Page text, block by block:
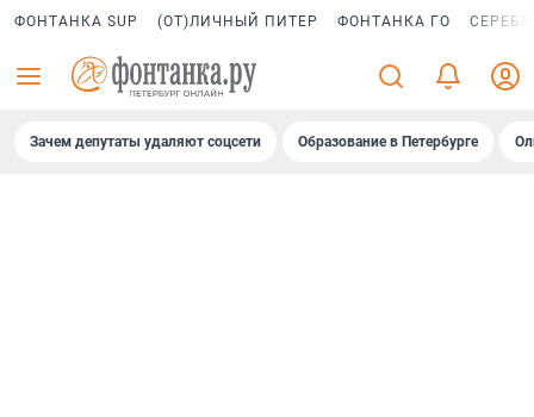
ФОНТАНКА SUP (ОТ)ЛИЧНЫЙ ПИТЕР ФОНТАНКА ГО
Зачем депутаты удаляют соцсети Образование в Петербурге